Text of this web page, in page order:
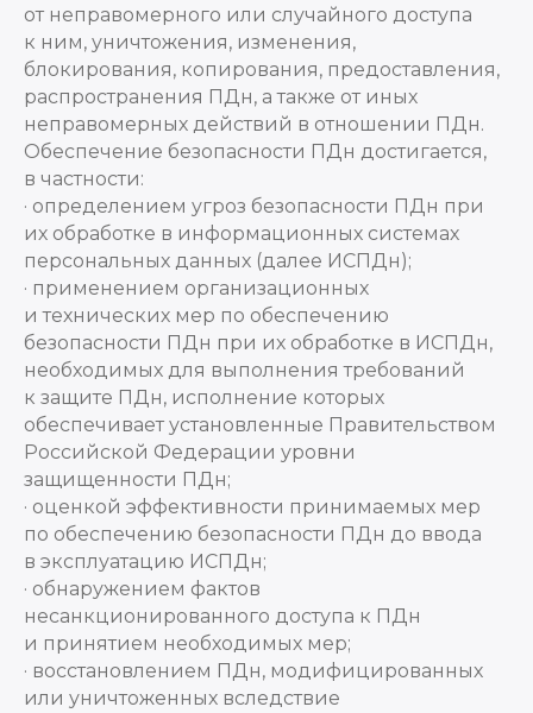
от неправомерного или случайного доступа
к ним, уничтожения, изменения,
блокирования, копирования, предоставления,
распространения ПДн, а также от иных
неправомерных действий в отношении ПДн.
Обеспечение безопасности ПДн достигается,
в частности:
· определением угроз безопасности ПДн при
их обработке в информационных системах
персональных данных (далее ИСПДн);
· применением организационных
и технических мер по обеспечению
безопасности ПДн при их обработке в ИСПДн,
необходимых для выполнения требований
к защите ПДн, исполнение которых
обеспечивает установленные Правительством
Российской Федерации уровни
защищенности ПДн;
· оценкой эффективности принимаемых мер
по обеспечению безопасности ПДн до ввода
в эксплуатацию ИСПДн;
· обнаружением фактов
несанкционированного доступа к ПДн
и принятием необходимых мер;
· восстановлением ПДн, модифицированных
или уничтоженных вследствие